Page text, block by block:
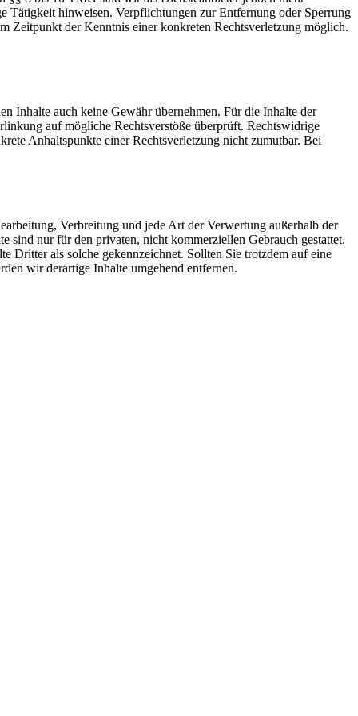
Tätigkeit hinweisen. Verpflichtungen zur Entfernung oder Sperrung
Zeitpunkt der Kenntnis einer konkreten Rechtsverletzung möglich.
Inhalte auch keine Gewähr übernehmen. Für die Inhalte der
auf mögliche Rechtsverstöße überprüft. Rechtswidrige
Anhaltspunkte einer Rechtsverletzung nicht zumutbar. Bei
Verbreitung und jede Art der Verwertung außerhalb der
sind nur für den privaten, nicht kommerziellen Gebrauch gestattet.
Dritter als solche gekennzeichnet. Sollten Sie trotzdem auf eine
wir derartige Inhalte umgehend entfernen.